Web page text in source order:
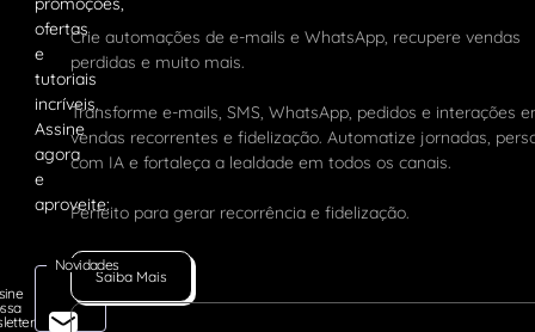
Novidades
Crie automações de e-mails e WhatsApp, recupere vendas
perdidas e muito mais.
Transforme e-mails, SMS, WhatsApp, pedidos e interações
vendas recorrentes e fidelização. Automatize jornadas,
com IA e fortaleça a lealdade em todos os canais.
Perfeito para gerar recorrência e fidelização.
Saiba Mais